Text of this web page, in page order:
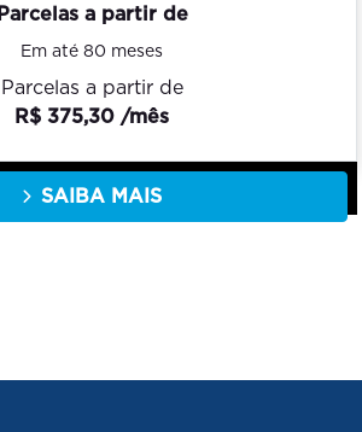
Parcelas a partir de
Em até 80 meses
Parcelas a partir de
R$ 375,30 /mês
SAIBA MAIS